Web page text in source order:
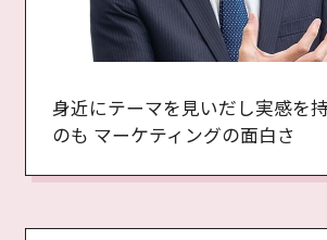
身近にテーマを見いだし実感を
のも マーケティングの面白さ